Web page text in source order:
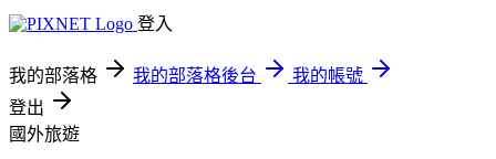
登入
我的部落格 我的部落格後台
我的帳號
登出
國外旅遊